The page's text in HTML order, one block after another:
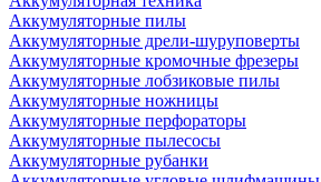
Аккумуляторные пилы
Аккумуляторные дрели-шуруповерты
Аккумуляторные кромочные фрезеры
Аккумуляторные лобзиковые пилы
Аккумуляторные ножницы
Аккумуляторные перфораторы
Аккумуляторные пылесосы
Аккумуляторные рубанки